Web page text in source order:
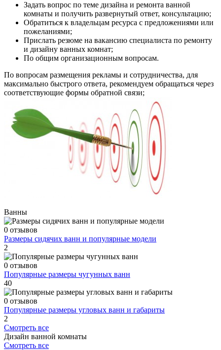
Задать вопрос по теме дизайна и ремонта ванной
комнаты и получить развернутый ответ, консультацию;
Обратиться к владельцам ресурса с предложениями или
пожеланиями;
Прислать резюме на вакансию специалиста по ремонту
и дизайну ванных комнат;
По общим организационным вопросам.
По вопросам размещения рекламы и сотрудничества, для
максимально быстрого ответа, рекомендуем обращаться через
соответствующие формы обратной связи;
Ванны
0 отзывов
Размеры сидячих ванн и популярные модели
2
0 отзывов
Популярные размеры чугунных ванн
40
0 отзывов
Популярные размеры угловых ванн и габариты
2
Смотреть все
Дизайн ванной комнаты
Смотреть все